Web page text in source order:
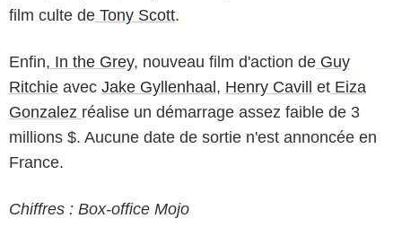
film culte de Tony Scott.
Enfin, In the Grey, nouveau film d'action de Guy
Ritchie avec Jake Gyllenhaal, Henry Cavill et Eiza
Gonzalez réalise un démarrage assez faible de 3
millions $. Aucune date de sortie n'est annoncée en
France.
Chiffres : Box-office Mojo